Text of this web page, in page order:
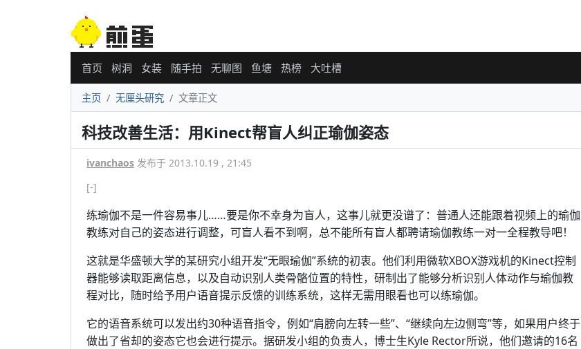
首页 树洞 女装 随手拍 无聊图 鱼塘 热榜 大吐槽
主页 无厘头研究 文章正文
科技改善生活：用Kinect帮盲人纠正瑜伽姿态
ivanchaos 发布于 2013.10.19 , 21:45
[-]
练瑜伽不是一件容易事儿……要是你不幸身为盲人，这事儿就更没谱了：普通人还能跟着视频上的瑜伽
教练对自己的姿态进行调整，可盲人看不到啊，总不能所有盲人都聘请瑜伽教练一对一全程教导吧！
这就是华盛顿大学的某研究小组开发“无眼瑜伽”系统的初衷。他们利用微软XBOX游戏机的Kinect控制
器能够读取距离信息，以及自动识别人类骨骼位置的特性，研制出了能够分析识别人体动作与瑜伽教
程对比，随时给予用户语音提示反馈的训练系统，这样无需用眼看也可以练瑜伽。
它的语音系统可以发出约30种语音指令，例如“肩膀向左转一些”、“继续向左边侧弯”等，如果用户终于
做出了省却的姿态它也会进行提示。据研发小组的负责人，博士生Kyle Rector所说，他们邀请的16名